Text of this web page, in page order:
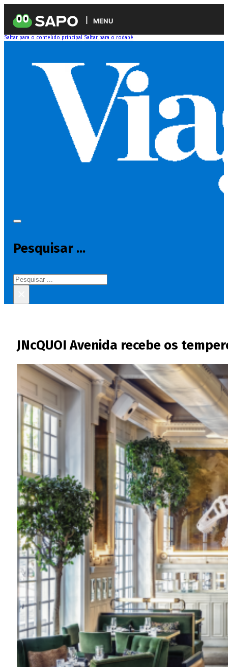
MENU
Saltar para o conteúdo principal Saltar para o rodapé
Pesquisar ...
Pesquisar
JNcQUOI Avenida recebe os